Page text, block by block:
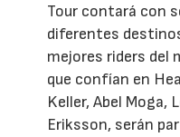
Tour contará con
diferentes
mejores riders del
que confían en
Keller, Abel Moga,
Eriksson, serán